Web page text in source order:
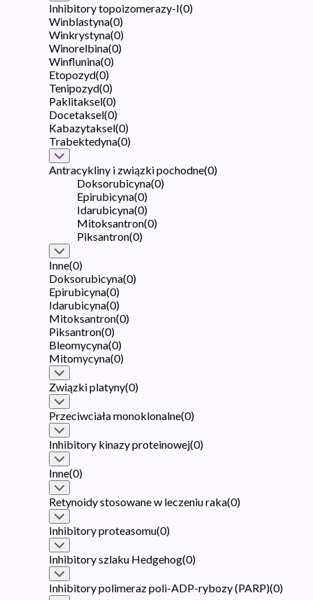
Inhibitory topoizomerazy-I(0)
Winblastyna(0)
Winkrystyna(0)
Winorelbina(0)
Winflunina(0)
Etopozyd(0)
Tenipozyd(0)
Paklitaksel(0)
Docetaksel(0)
Kabazytaksel(0)
Trabektedyna(0)
Antracykliny i związki pochodne(0)
Doksorubicyna(0)
Epirubicyna(0)
Idarubicyna(0)
Mitoksantron(0)
Piksantron(0)
Inne(0)
Doksorubicyna(0)
Epirubicyna(0)
Idarubicyna(0)
Mitoksantron(0)
Piksantron(0)
Bleomycyna(0)
Mitomycyna(0)
Związki platyny(0)
Przeciwciała monoklonalne(0)
Inhibitory kinazy proteinowej(0)
Inne(0)
Retynoidy stosowane w leczeniu raka(0)
Inhibitory proteasomu(0)
Inhibitory szlaku Hedgehog(0)
Inhibitory polimeraz poli-ADP-rybozy (PARP)(0)